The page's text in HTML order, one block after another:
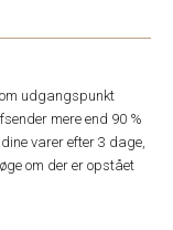
udgangspunkt
mere end 90 %
varer efter 3 dage,
om der er opstået